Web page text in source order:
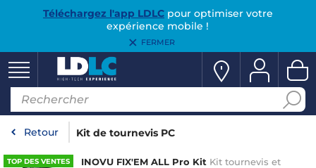
Téléchargez l'app LDLCpour optimiser votre
expérience mobile !
FERMER
Retour Kit de tournevis PC
TOP DES VENTES INOVU FIX'EM ALL Pro Kit Kit tournevis et